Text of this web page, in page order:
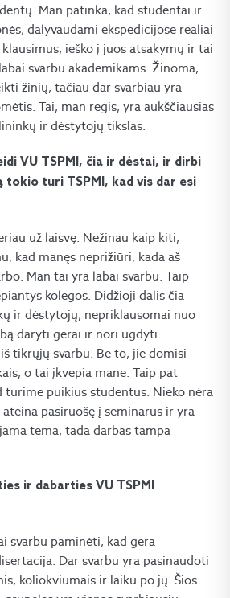
Man patinka, kad studentai ir
dalyvaudami ekspedicijose realiai
ieško į juos atsakymų ir tai
svarbu akademikams. Žinoma,
žinių, tačiau dar svarbiau yra
Tai, man regis, yra aukščiausias
ir dėstytojų tikslas.
VU TSPMI, čia ir dėstai, ir dirbi
tokio turi TSPMI, kad vis dar esi
už laisvę. Nežinau kaip kiti,
kad manęs neprižiūri, kada aš
Man tai yra labai svarbu. Taip
kolegos. Didžioji dalis čia
ir dėstytojų, nepriklausomai nuo
daryti gerai ir nori ugdyti
tikrųjų svarbu. Be to, jie domisi
o tai įkvepia mane. Taip pat
turime puikius studentus. Nieko nėra
pasiruošę į seminarus ir yra
tema, tada darbas tampa
ir dabarties VU TSPMI
svarbu paminėti, kad gera
Dar svarbu yra pasinaudoti
koliokviumais ir laiku po jų. Šios